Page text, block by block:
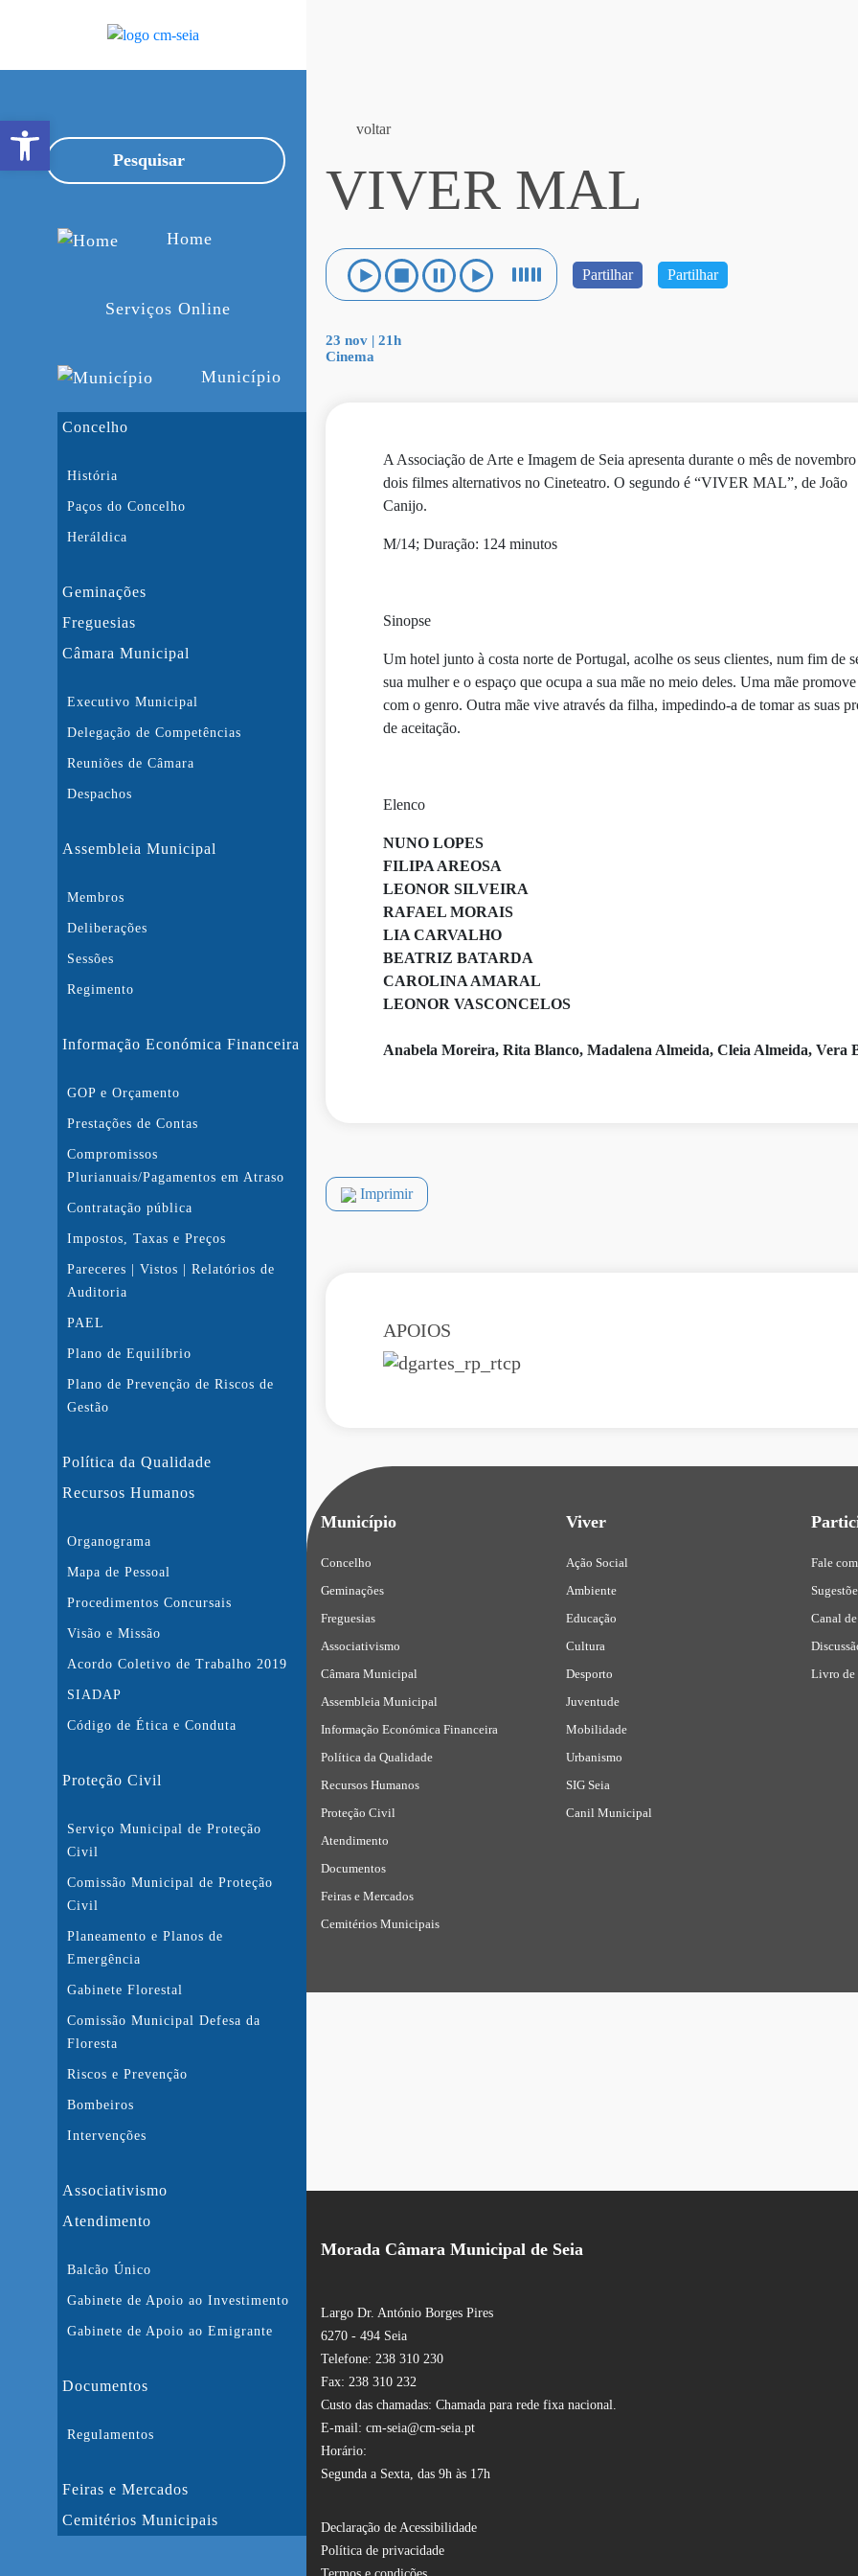
Home
Serviços Online
Município
Concelho
História
Paços do Concelho
Heráldica
Geminações
Freguesias
Câmara Municipal
Executivo Municipal
Delegação de Competências
Reuniões de Câmara
Despachos
Assembleia Municipal
Membros
Deliberações
Sessões
Regimento
Informação Económica Financeira
GOP e Orçamento
Prestações de Contas
Compromissos
Plurianuais/Pagamentos em Atraso
Contratação pública
Impostos, Taxas e Preços
Pareceres | Vistos | Relatórios de
Auditoria
PAEL
Plano de Equilíbrio
Plano de Prevenção de Riscos de
Gestão
Política da Qualidade
Recursos Humanos
Organograma
Mapa de Pessoal
Procedimentos Concursais
Visão e Missão
Acordo Coletivo de Trabalho 2019
SIADAP
Código de Ética e Conduta
Proteção Civil
Serviço Municipal de Proteção
Civil
Comissão Municipal de Proteção
Civil
Planeamento e Planos de
Emergência
Gabinete Florestal
Comissão Municipal Defesa da
Floresta
Riscos e Prevenção
Bombeiros
Intervenções
Associativismo
Atendimento
Balcão Único
Gabinete de Apoio ao Investimento
Gabinete de Apoio ao Emigrante
Documentos
Regulamentos
Feiras e Mercados
Cemitérios Municipais
voltar
VIVER MAL
Partilhar Partilhar
23 nov | 21h
Cinema
A Associação de Arte e Imagem de Seia apresenta durante o mês de novembro
dois filmes alternativos no Cineteatro. O segundo é “VIVER MAL”, de João
Canijo.
M/14; Duração: 124 minutos
Sinopse
Um hotel junto à costa norte de Portugal, acolhe os seus clientes, num fim de
sua mulher e o espaço que ocupa a sua mãe no meio deles. Uma mãe
com o genro. Outra mãe vive através da filha, impedindo-a de tomar as suas
de aceitação.
Elenco
NUNO LOPES
FILIPA AREOSA
LEONOR SILVEIRA
RAFAEL MORAIS
LIA CARVALHO
BEATRIZ BATARDA
CAROLINA AMARAL
LEONOR VASCONCELOS
Anabela Moreira, Rita Blanco, Madalena Almeida, Cleia Almeida, Vera
Imprimir
APOIOS
Município
Concelho
Geminações
Freguesias
Associativismo
Câmara Municipal
Assembleia Municipal
Informação Económica Financeira
Política da Qualidade
Recursos Humanos
Proteção Civil
Atendimento
Documentos
Feiras e Mercados
Cemitérios Municipais
Viver
Ação Social
Ambiente
Educação
Cultura
Desporto
Juventude
Mobilidade
Urbanismo
SIG Seia
Canil Municipal
Fale
Canal
Livro de
Morada Câmara Municipal de Seia
Largo Dr. António Borges Pires
6270 - 494 Seia
Telefone: 238 310 230
Fax: 238 310 232
Custo das chamadas: Chamada para rede fixa nacional.
E-mail: cm-seia@cm-seia.pt
Horário:
Segunda a Sexta, das 9h às 17h
Declaração de Acessibilidade
Política de privacidade
Open toolbar